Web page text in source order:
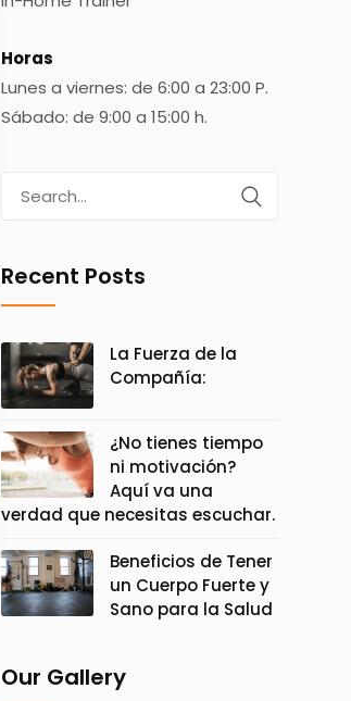
Horas
Lunes a viernes: de 6:00 a 23:00 P.
Sábado: de 9:00 a 15:00 h.
Recent Posts
La Fuerza de la
Compañía:
¿No tienes tiempo
ni motivación?
Aquí va una
verdad que necesitas escuchar.
Beneficios de Tener
un Cuerpo Fuerte y
Sano para la Salud
Our Gallery